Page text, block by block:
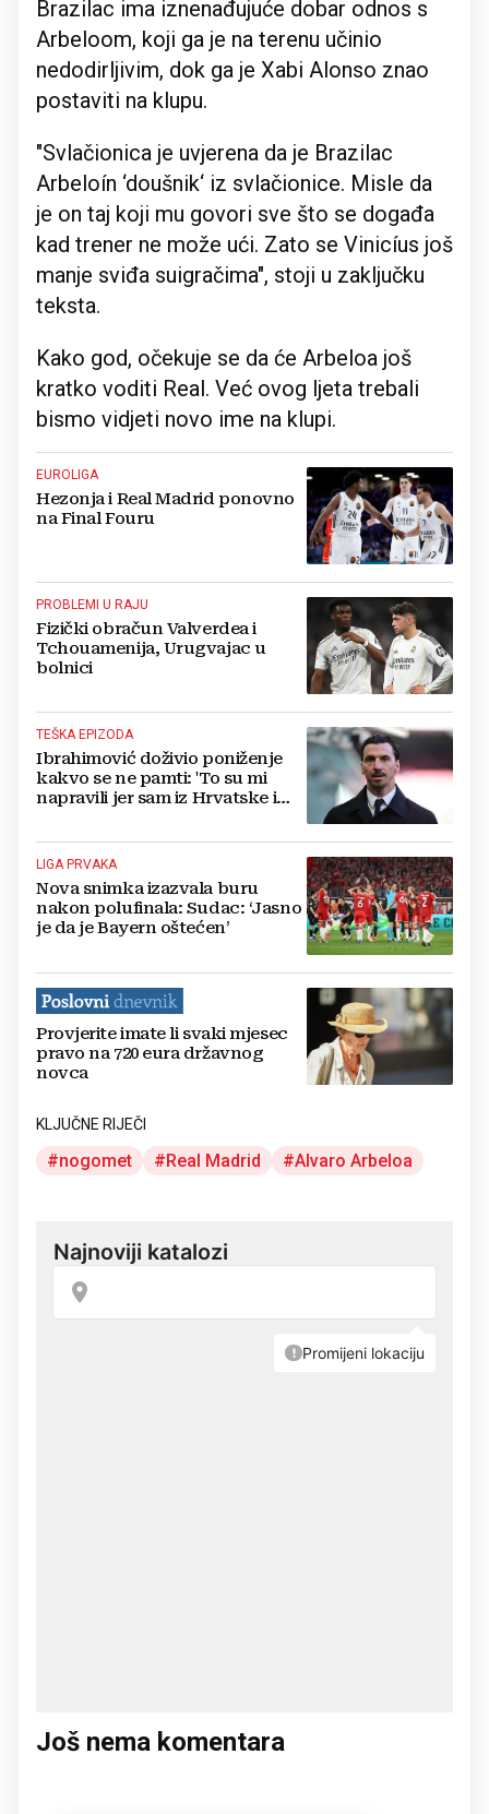
Brazilac ima iznenađujuće dobar odnos s
Arbeloom, koji ga je na terenu učinio
nedodirljivim, dok ga je Xabi Alonso znao
postaviti na klupu.
"Svlačionica je uvjerena da je Brazilac
Arbeloín ‘doušnik‘ iz svlačionice. Misle da
je on taj koji mu govori sve što se događa
kad trener ne može ući. Zato se Vinicíus još
manje sviđa suigračima", stoji u zaključku
teksta.
Kako god, očekuje se da će Arbeloa još
kratko voditi Real. Već ovog ljeta trebali
bismo vidjeti novo ime na klupi.
EUROLIGA
Hezonja i Real Madrid ponovno
na Final Fouru
PROBLEMI U RAJU
Fizički obračun Valverdea i
Tchouamenija, Urugvajac u
bolnici
TEŠKA EPIZODA
Ibrahimović doživio poniženje
kakvo se ne pamti: 'To su mi
napravili jer sam iz Hrvatske i
LIGA PRVAKA
Nova snimka izazvala buru
nakon polufinala: Sudac: ‘Jasno
je da je Bayern oštećen’
Provjerite imate li svaki mjesec
pravo na 720 eura državnog
novca
KLJUČNE RIJEČI
nogomet Real Madrid Alvaro Arbeloa
Još nema komentara